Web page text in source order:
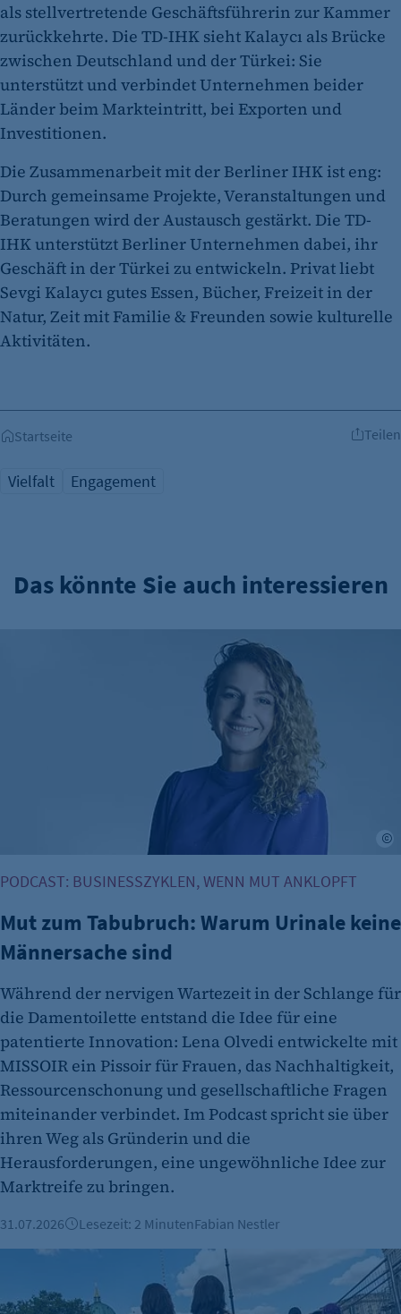
als stellvertretende Geschäftsführerin zur Kammer
zurückkehrte. Die TD-IHK sieht Kalaycı als Brücke
zwischen Deutschland und der Türkei: Sie
unterstützt und verbindet Unternehmen beider
Länder beim Markteintritt, bei Exporten und
Investitionen.
Die Zusammenarbeit mit der Berliner IHK ist eng:
Durch gemeinsame Projekte, Veranstaltungen und
Beratungen wird der Austausch gestärkt. Die TD-
IHK unterstützt Berliner Unternehmen dabei, ihr
Geschäft in der Türkei zu entwickeln. Privat liebt
Sevgi Kalaycı gutes Essen, Bücher, Freizeit in der
Natur, Zeit mit Familie & Freunden sowie kulturelle
Aktivitäten.
Startseite Teilen
Vielfalt Engagement
Das könnte Sie auch interessieren
Mut zum Tabubruch: Warum Urinale keine Männersache
PODCAST: BUSINESSZYKLEN, WENN MUT ANKLOPFT
Mut zum Tabubruch: Warum Urinale keine
Männersache sind
Während der nervigen Wartezeit in der Schlange für
die Damentoilette entstand die Idee für eine
patentierte Innovation: Lena Olvedi entwickelte mit
MISSOIR ein Pissoir für Frauen, das Nachhaltigkeit,
Ressourcenschonung und gesellschaftliche Fragen
miteinander verbindet. Im Podcast spricht sie über
ihren Weg als Gründerin und die
Herausforderungen, eine ungewöhnliche Idee zur
Marktreife zu bringen.
31.07.2026 Lesezeit: 2 MinutenFabian Nestler
Engagement für Vielfalt: Corporate Volunteering beim CSD